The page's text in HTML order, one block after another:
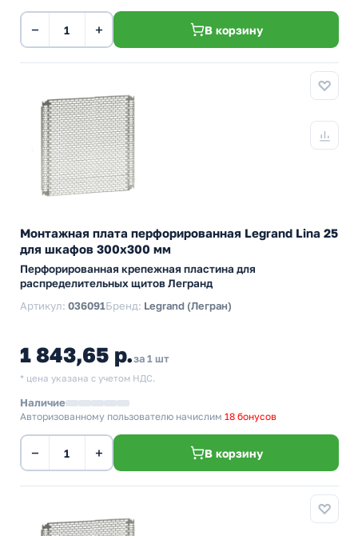
− + В корзину
Монтажная плата перфорированная Legrand Lina 25
для шкафов 300х300 мм
Перфорированная крепежная пластина для
распределительных щитов Легранд
Артикул: 036091Бренд: Legrand (Легран)
1 843,65 р.за 1 шт
* цена указана с учетом НДС.
Наличие
Авторизованному пользователю начислим 18 бонусов
− + В корзину